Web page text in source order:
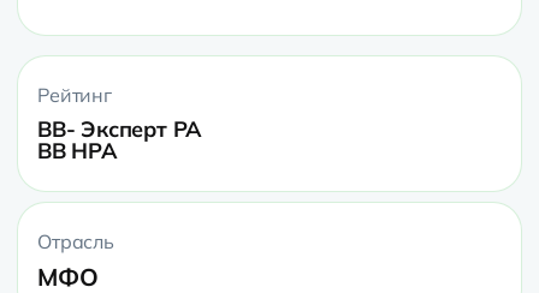
Рейтинг
BB- Эксперт РА
BB НРА
Отрасль
МФО